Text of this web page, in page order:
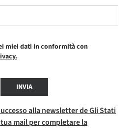
miei dati in conformità con
INVIA
alla newsletter de Gli Stati
mail per completare la